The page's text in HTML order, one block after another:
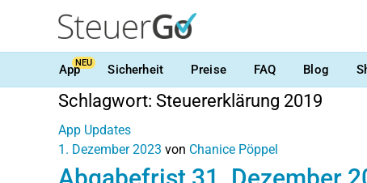
AppNEU Sicherheit Preise FAQ Blog
Schlagwort: Steuererklärung 2019
App Updates
1. Dezember 2023 von Chanice Pöppel